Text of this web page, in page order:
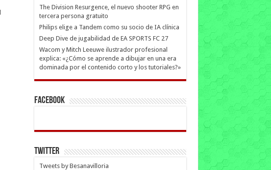
The Division Resurgence, el nuevo shooter RPG en
tercera persona gratuito
Philips elige a Tandem como su socio de IA clínica
Deep Dive de jugabilidad de EA SPORTS FC 27
Wacom y Mitch Leeuwe ilustrador profesional
explica: «¿Cómo se aprende a dibujar en una era
dominada por el contenido corto y los tutoriales?»
Facebook
Twitter
Tweets by Besanavilloria